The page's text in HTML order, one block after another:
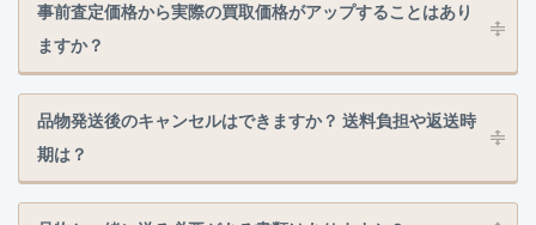
事前査定価格から実際の買取価格がアップすることはあり
ますか？
品物発送後のキャンセルはできますか？ 送料負担や返送時
期は？